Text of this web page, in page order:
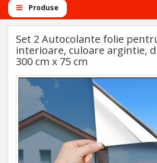
Produse
Set 2 Autocolante folie
interioare, culoare argintie,
300 cm x 75 cm